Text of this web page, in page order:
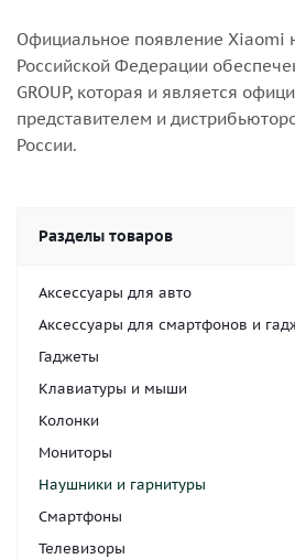
Официальное появление Xiaomi
Российской Федерации
GROUP, которая и является
представителем и
России.
Разделы товаров
Аксессуары для авто
Аксессуары для смартфонов и
Гаджеты
Клавиатуры и мыши
Колонки
Мониторы
Наушники и гарнитуры
Смартфоны
Телевизоры